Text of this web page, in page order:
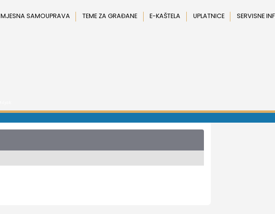
MJESNA SAMOUPRAVA TEME ZA GRAĐANE E-KAŠTELA UPLATNICE SERVISNE